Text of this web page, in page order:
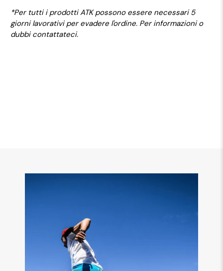
*Per tutti i prodotti ATK possono essere necessari 5
giorni lavorativi per evadere l'ordine. Per informazioni o
dubbi contattateci.